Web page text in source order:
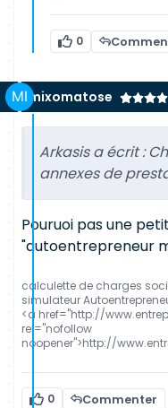
0
mixomatose
Arkasis a écrit :
annexes de
Pouruoi pas une
"autoentrepreneur
calculette de charges
simulateur
<a href="http://
rel="nofollow
noopener">http://
0 Commenter